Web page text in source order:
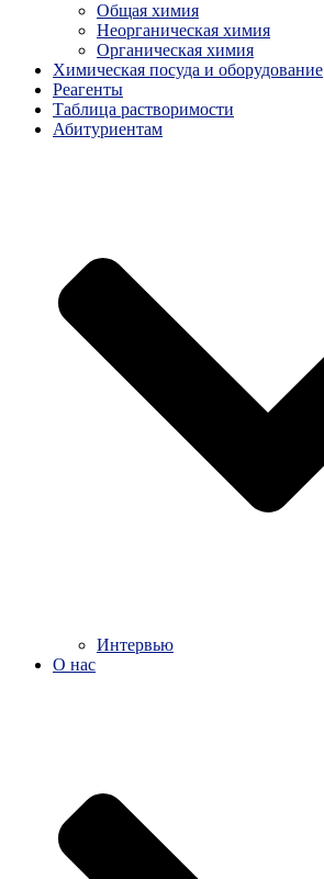
Общая химия
Неорганическая химия
Органическая химия
Химическая посуда и оборудование
Реагенты
Таблица растворимости
Абитуриентам
Интервью
О нас